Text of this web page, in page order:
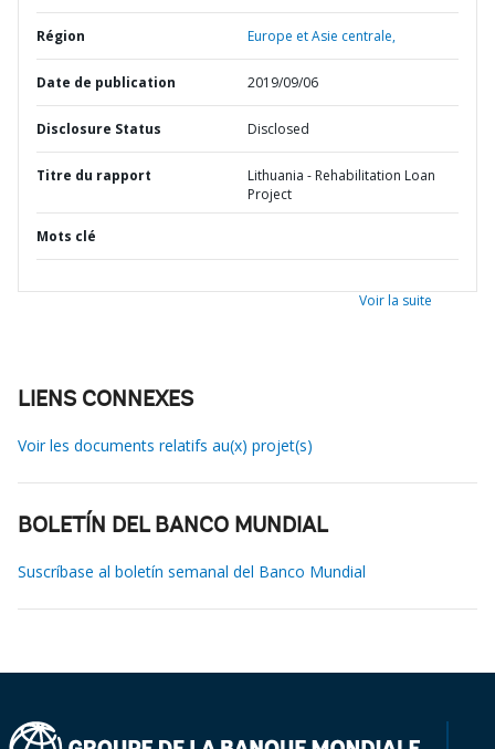
Région Europe et Asie centrale,
Date de publication 2019/09/06
Disclosure Status Disclosed
Titre du rapport
Lithuania - Rehabilitation Loan
Project
Mots clé
Voir la suite
LIENS CONNEXES
Voir les documents relatifs au(x) projet(s)
BOLETÍN DEL BANCO MUNDIAL
Suscríbase al boletín semanal del Banco Mundial